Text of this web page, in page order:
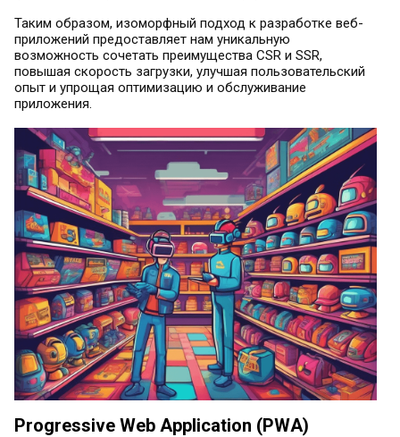
Таким образом, изоморфный подход к разработке веб-
приложений предоставляет нам уникальную
возможность сочетать преимущества CSR и SSR,
повышая скорость загрузки, улучшая пользовательский
опыт и упрощая оптимизацию и обслуживание
приложения.
Progressive Web Application (PWA)